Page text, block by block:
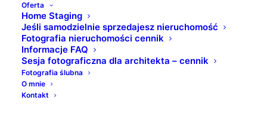
Oferta
Home Staging
Jeśli samodzielnie sprzedajesz nieruchomość
Fotografia nieruchomości cennik
Informacje FAQ
Sesja fotograficzna dla architekta – cennik
Fotografia ślubna
O mnie
Kontakt